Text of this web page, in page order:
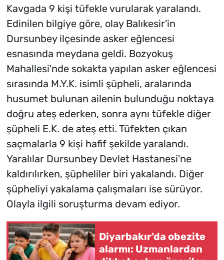
Kavgada 9 kişi tüfekle vurularak yaralandı.
Edinilen bilgiye göre, olay Balıkesir'in
Dursunbey ilçesinde asker eğlencesi
esnasında meydana geldi. Bozyokuş
Mahallesi'nde sokakta yapılan asker eğlencesi
sırasında M.Y.K. isimli şüpheli, aralarında
husumet bulunan ailenin bulunduğu noktaya
doğru ateş ederken, sonra aynı tüfekle diğer
şüpheli E.K. de ateş etti. Tüfekten çıkan
saçmalarla 9 kişi hafif şekilde yaralandı.
Yaralılar Dursunbey Devlet Hastanesi'ne
kaldırılırken, şüpheliler biri yakalandı. Diğer
şüpheliyi yakalama çalışmaları ise sürüyor.
Olayla ilgili soruşturma devam ediyor.
Diyarbakır’da obezite
alarmı: Uzmanlardan